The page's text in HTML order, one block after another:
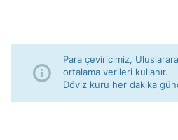
Para çeviricimiz,
ortalama verileri kullanır.
Döviz kuru her dakika